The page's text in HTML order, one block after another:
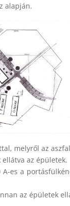
alapján.
melyről az
az épületek.
es a
az épületek